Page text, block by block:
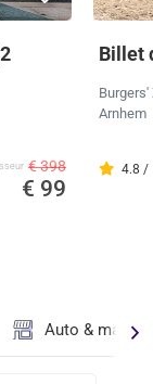
€ 398
€ 99
Billet
Burgers'
Arnhem
4.8 /
Auto &